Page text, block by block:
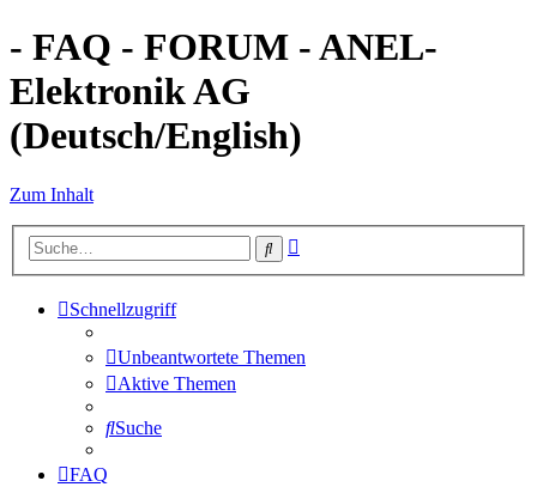
- FAQ - FORUM - ANEL-
Elektronik AG
(Deutsch/English)
Zum Inhalt
Suche
Schnellzugriff
Unbeantwortete Themen
Aktive Themen
Suche
FAQ